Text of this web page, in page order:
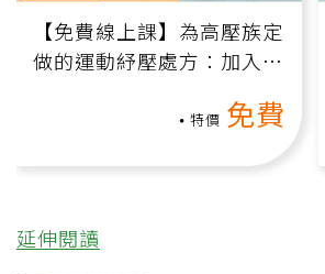
【免費線上課】為高壓族定
做的運動紓壓處方：加入行
特價 免費
延伸閱讀